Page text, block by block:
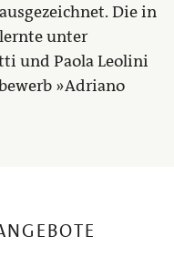
Die in
unter
und Paola Leolini
»Adriano